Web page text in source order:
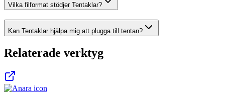
Vilka filformat stödjer Tentaklar?
Kan Tentaklar hjälpa mig att plugga till tentan?
Relaterade verktyg